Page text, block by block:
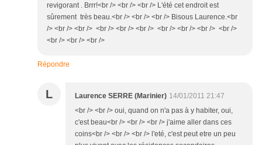
revigorant . Brrr!<br /> <br /> <br /> L'été cet endroit est
sûrement très beau.<br /> <br /> <br /> Bisous Laurence.<br
/> <br /> <br /> <br /> <br /> <br /> <br /> <br /> <br /> <br />
<br /> <br /> <br />
Répondre
L Laurence SERRE (Marinier) 14/01/2011 21:47
<br /> <br /> oui, quand on n'a pas à y habiter, oui,
c'est beau<br /> <br /> <br /> j'aime aller dans ces
coins<br /> <br /> <br /> l'eté, c'est peut etre un peu